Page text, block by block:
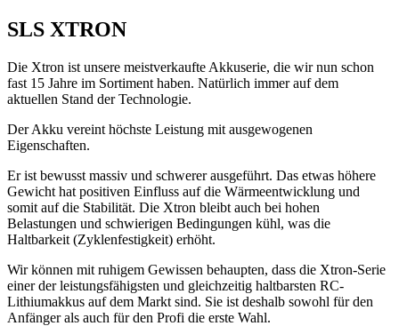
SLS XTRON
Die Xtron ist unsere meistverkaufte Akkuserie, die wir nun schon
fast 15 Jahre im Sortiment haben. Natürlich immer auf dem
aktuellen Stand der Technologie.
Der Akku vereint höchste Leistung mit ausgewogenen
Eigenschaften.
Er ist bewusst massiv und schwerer ausgeführt. Das etwas höhere
Gewicht hat positiven Einfluss auf die Wärmeentwicklung und
somit auf die Stabilität. Die Xtron bleibt auch bei hohen
Belastungen und schwierigen Bedingungen kühl, was die
Haltbarkeit (Zyklenfestigkeit) erhöht.
Wir können mit ruhigem Gewissen behaupten, dass die Xtron-Serie
einer der leistungsfähigsten und gleichzeitig haltbarsten RC-
Lithiumakkus auf dem Markt sind. Sie ist deshalb sowohl für den
Anfänger als auch für den Profi die erste Wahl.